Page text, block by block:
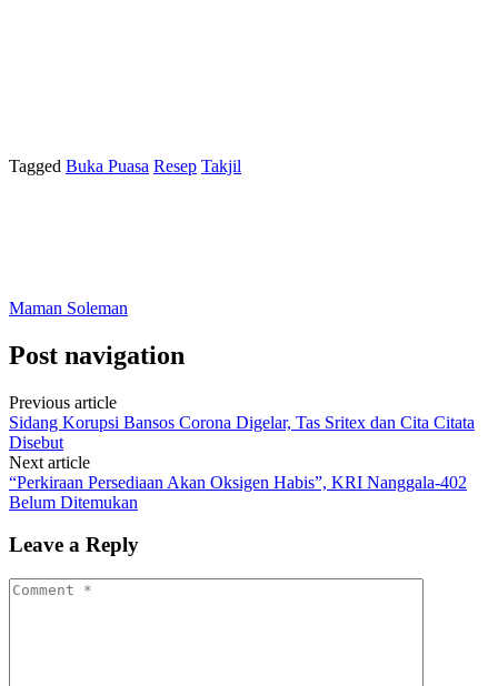
Tagged Buka Puasa Resep Takjil
Maman Soleman
Post navigation
Previous article
Sidang Korupsi Bansos Corona Digelar, Tas Sritex dan Cita Citata
Disebut
Next article
“Perkiraan Persediaan Akan Oksigen Habis”, KRI Nanggala-402
Belum Ditemukan
Leave a Reply